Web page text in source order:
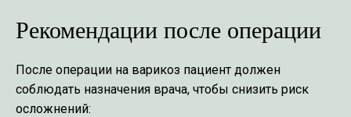
Рекомендации после операции
После операции на варикоз пациент должен
соблюдать назначения врача, чтобы снизить риск
осложнений: